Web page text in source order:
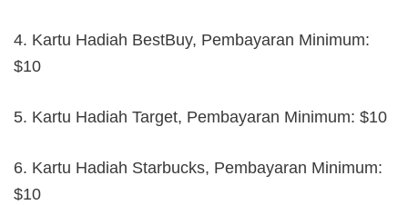
4. Kartu Hadiah BestBuy, Pembayaran Minimum:
$10
5. Kartu Hadiah Target, Pembayaran Minimum: $10
6. Kartu Hadiah Starbucks, Pembayaran Minimum:
$10